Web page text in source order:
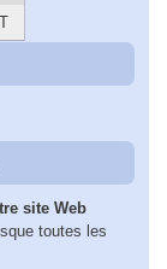
site Web
toutes les